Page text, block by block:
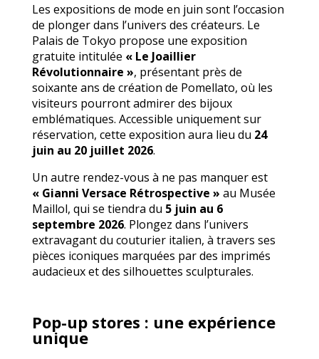
Les expositions de mode en juin sont l’occasion
de plonger dans l’univers des créateurs. Le
Palais de Tokyo propose une exposition
gratuite intitulée « Le Joaillier
Révolutionnaire », présentant près de
soixante ans de création de Pomellato, où les
visiteurs pourront admirer des bijoux
emblématiques. Accessible uniquement sur
réservation, cette exposition aura lieu du 24
juin au 20 juillet 2026.
Un autre rendez-vous à ne pas manquer est
« Gianni Versace Rétrospective » au Musée
Maillol, qui se tiendra du 5 juin au 6
septembre 2026. Plongez dans l’univers
extravagant du couturier italien, à travers ses
pièces iconiques marquées par des imprimés
audacieux et des silhouettes sculpturales.
Pop-up stores : une expérience
unique